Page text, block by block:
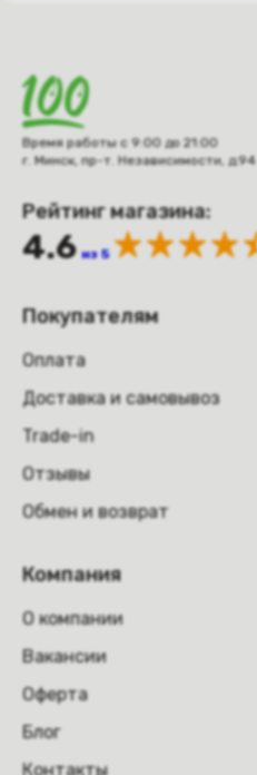
Время работы с 9:00 до 21:00
г. Минск, пр-т. Независимости, д.94
Рейтинг магазина:
4.6 из 5
Покупателям
Оплата
Доставка и самовывоз
Trade-in
Отзывы
Обмен и возврат
Компания
О компании
Вакансии
Оферта
Блог
Контакты